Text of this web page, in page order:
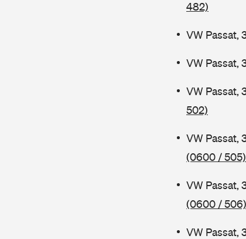
482)
VW Passat,
VW Passat,
VW Passat,
502)
VW Passat,
(0600 / 505)
VW Passat,
(0600 / 506)
VW Passat,